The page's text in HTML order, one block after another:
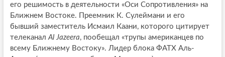
его решимость в деятельности «Оси Сопротивления» на
Ближнем Востоке. Преемник К. Сулеймани и его
бывший заместитель Исмаил Каани, которого цитирует
телеканал Al Jazeera, пообещал «трупы американцев по
всему Ближнему Востоку». Лидер блока ФАТХ Аль-